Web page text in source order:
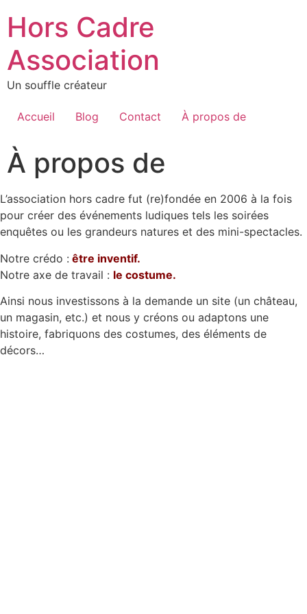
Hors Cadre
Association
Un souffle créateur
Accueil Blog Contact À propos de
À propos de
L’association hors cadre fut (re)fondée en 2006 à la fois
pour créer des événements ludiques tels les soirées
enquêtes ou les grandeurs natures et des mini-spectacles.
Notre crédo : être inventif.
Notre axe de travail : le costume.
Ainsi nous investissons à la demande un site (un château,
un magasin, etc.) et nous y créons ou adaptons une
histoire, fabriquons des costumes, des éléments de
décors…